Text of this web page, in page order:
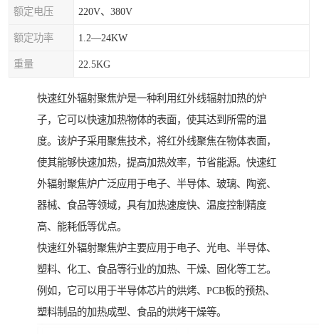
额定电压 220V、380V
额定功率 1.2—24KW
重量 22.5KG
快速红外辐射聚焦炉是一种利用红外线辐射加热的炉
子，它可以快速加热物体的表面，使其达到所需的温
度。该炉子采用聚焦技术，将红外线聚焦在物体表面，
使其能够快速加热，提高加热效率，节省能源。快速红
外辐射聚焦炉广泛应用于电子、半导体、玻璃、陶瓷、
器械、食品等领域，具有加热速度快、温度控制精度
高、能耗低等优点。
快速红外辐射聚焦炉主要应用于电子、光电、半导体、
塑料、化工、食品等行业的加热、干燥、固化等工艺。
例如，它可以用于半导体芯片的烘烤、PCB板的预热、
塑料制品的加热成型、食品的烘烤干燥等。